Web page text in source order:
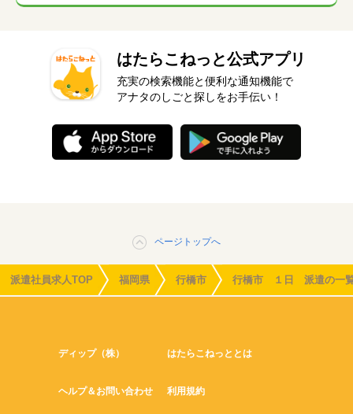
はたらこねっと公式アプリ
充実の検索機能と便利な通知機能で
アナタのしごと探しをお手伝い！
ページトップへ
派遣社員求人TOP 福岡県 行橋市 行橋市 １日 派遣の一
ディップ（株） はたらこねっととは
ヘルプ＆お問い合わせ 利用規約